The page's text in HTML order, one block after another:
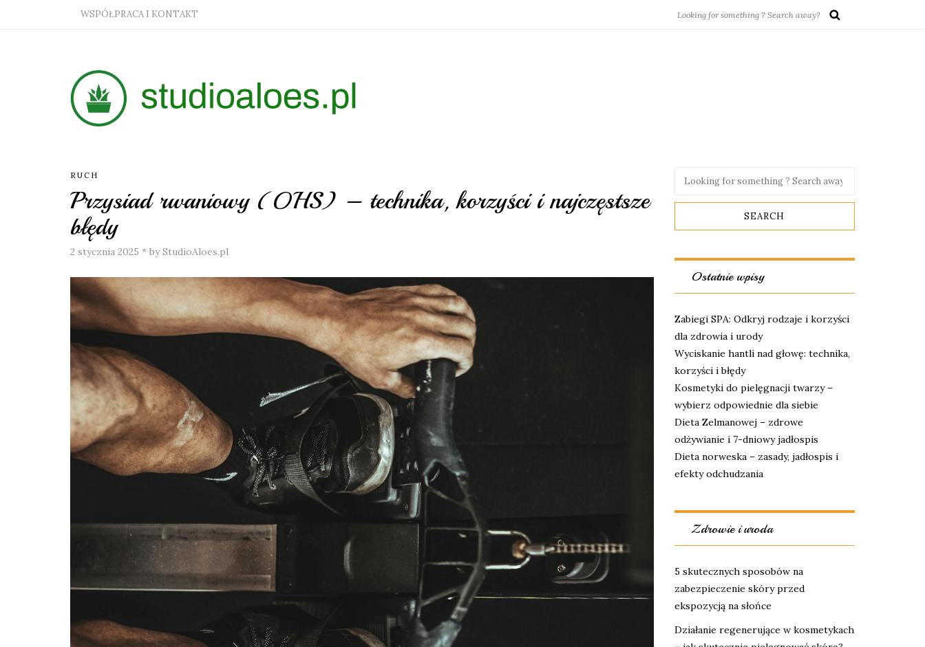
WSPÓŁPRACA I KONTAKT
RUCH
Przysiad rwaniowy (OHS) – technika, korzyści i najczęstsze
błędy
2 stycznia 2025 * by StudioAloes.pl
Ostatnie wpisy
Zabiegi SPA: Odkryj rodzaje i korzyści
dla zdrowia i urody
Wyciskanie hantli nad głowę: technika,
korzyści i błędy
Kosmetyki do pielęgnacji twarzy –
wybierz odpowiednie dla siebie
Dieta Zelmanowej – zdrowe
odżywianie i 7-dniowy jadłospis
Dieta norweska – zasady, jadłospis i
efekty odchudzania
Zdrowie i uroda
5 skutecznych sposobów na
zabezpieczenie skóry przed
ekspozycją na słońce
Działanie regenerujące w kosmetykach